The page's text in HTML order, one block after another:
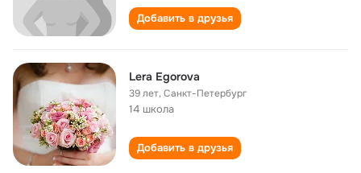
Добавить в друзья
Lera Egorova
39 лет,Санкт-Петербург
14 школа
Добавить в друзья